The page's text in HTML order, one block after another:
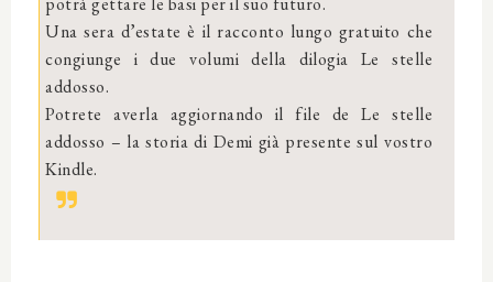
Una sera d’estate è il racconto lungo gratuito che
congiunge i due volumi della dilogia Le stelle
addosso.
Potrete averla aggiornando il file de Le stelle
addosso – la storia di Demi già presente sul vostro
Kindle.